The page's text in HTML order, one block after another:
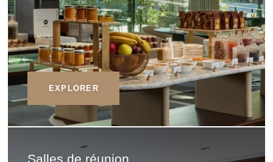
EXPLORER
Salles de réunion